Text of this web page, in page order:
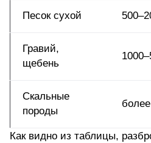
Песок сухой
Гравий,
щебень
Скальные
породы
Как видно из таблицы,